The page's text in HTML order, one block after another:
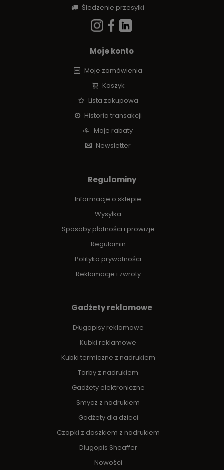
Śledzenie przesyłki
Moje konto
Moje zamówienia
Koszyk
Lista zakupowa
Historia transakcji
Moje rabaty
Newsletter
Regulaminy
Informacje o sklepie
Wysyłka
Sposoby płatności i prowizje
Regulamin
Polityka prywatności
Reklamacje i zwroty
Gadżety reklamowe
Długopisy reklamowe
Kubki reklamowe
Kubki termiczne z nadrukiem
Torby z nadrukiem
Gadżety elektroniczne
Smycz z nadrukiem
Gadżety dla dzieci
Czapki z daszkiem z nadrukiem
Długopis Sheaffer
Nowości